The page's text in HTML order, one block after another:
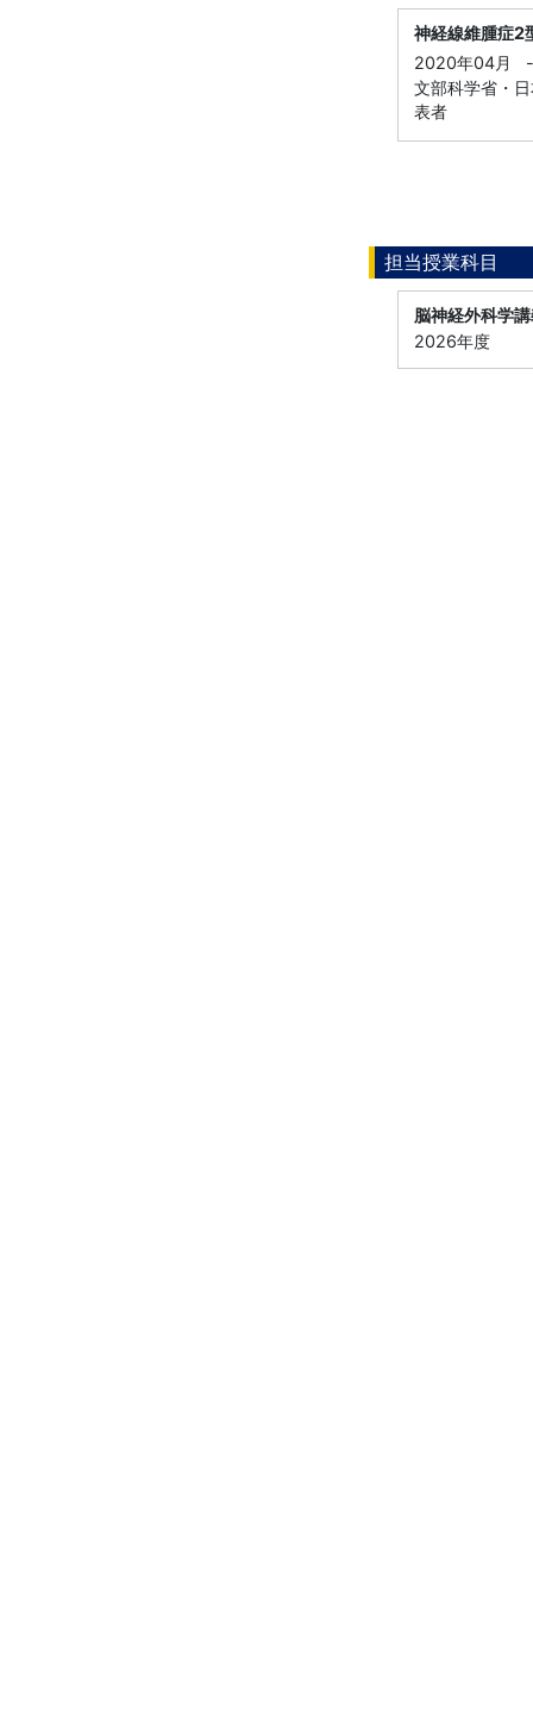
神経線維腫症2
2020年04月
-
文部科学省・
表者
担当授業科目
脳神経外科学
2026年度